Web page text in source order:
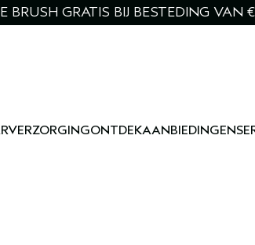
BRUSH GRATIS BIJ BESTEDING VAN
ONTDEKAANBIEDINGEN